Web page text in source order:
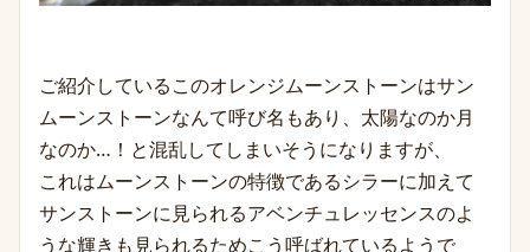
ご紹介しているこのオレンジムーンストーンはサン
ムーンストーンなんて呼び名もあり、太陽なのか月
なのか…！と混乱してしまいそうになりますが、
これはムーンストーンの特徴であるシラーに加えて
サンストーンに見られるアベンチュレッセンスのよ
うな輝きも見られるためこう呼ばれているようで